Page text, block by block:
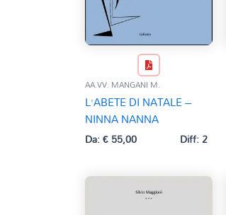
AA.VV. MANGANI M.
L’ABETE DI NATALE –
NINNA NANNA
Da:€55,00 Diff: 2